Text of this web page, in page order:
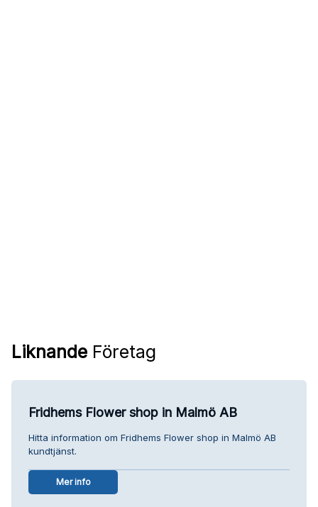
Liknande Företag
Fridhems Flower shop in Malmö AB
Hitta information om Fridhems Flower shop in Malmö AB
kundtjänst.
Mer info